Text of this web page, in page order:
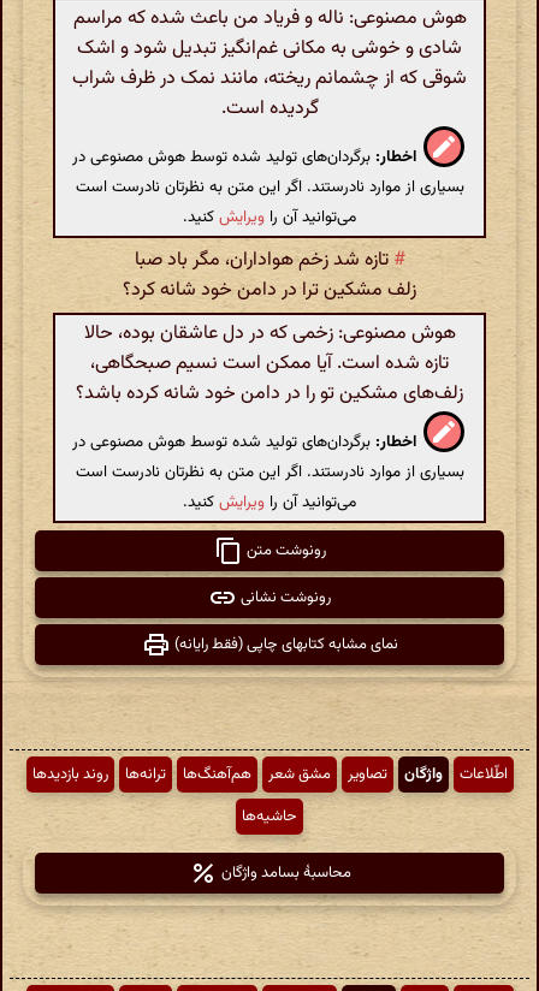
هوش مصنوعی: ناله و فریاد من باعث شده که مراسم
شادی و خوشی به مکانی غم‌انگیز تبدیل شود و اشک
شوقی که از چشمانم ریخته، مانند نمک در ظرف شراب
گردیده است.
اخطار: برگردان‌های تولید شده توسط هوش مصنوعی در
بسیاری از موارد نادرستند. اگر این متن به نظرتان نادرست است
می‌توانید آن را ویرایشکنید.
# تازه شد زخم هواداران، مگر باد صبا
زلف مشکین ترا در دامن خود شانه کرد؟
هوش مصنوعی: زخمی که در دل عاشقان بوده، حالا
تازه شده است. آیا ممکن است نسیم صبحگاهی،
زلف‌های مشکین تو را در دامن خود شانه کرده باشد؟
اخطار: برگردان‌های تولید شده توسط هوش مصنوعی در
بسیاری از موارد نادرستند. اگر این متن به نظرتان نادرست است
می‌توانید آن را ویرایشکنید.
رونوشت متن
رونوشت نشانی
نمای مشابه کتابهای چاپی (فقط رایانه)
اطّلاعات واژگان تصاویر مشق شعر هم‌آهنگ‌ها ترانه‌ها
روند بازدیدها
حاشیه‌ها
محاسبهٔ بسامد واژگان